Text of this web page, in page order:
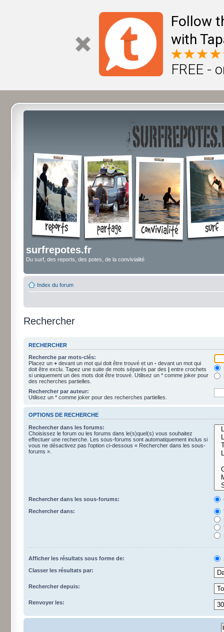
Follow
with
FREE -
surfrepotes.fr
Du surf, des reports, des potes, de la convivialité
Index du forum
Rechercher
RECHERCHER
Recherche par mots-clés:
Placez un + devant un mot qui doit être trouvé et un - devant un mot qui
doit être exclu. Tapez une suite de mots séparés par des | entre crochets
si uniquement un des mots doit être trouvé. Utilisez un * comme joker pour
des recherches partielles.
Rechercher par auteur:
Utilisez un * comme joker pour des recherches partielles.
OPTIONS DE RECHERCHE
Rechercher dans les forums:
Choisissez le forum ou les forums dans le(s)quel(s) vous souhaitez
effectuer une recherche. Les sous-forums sont automatiquement inclus si
vous ne désactivez pas l’option ci-dessous « Rechercher dans les sous-
forums ».
Rechercher dans les sous-forums:
Rechercher dans:
Afficher les résultats sous forme de:
Classer les résultats par:
Rechercher depuis:
Renvoyer les: